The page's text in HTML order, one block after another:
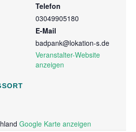
Google Karte anzeigen
Telefon
03049905180
E-Mail
badpank@lokation-s.de
Veranstalter-Website
anzeigen